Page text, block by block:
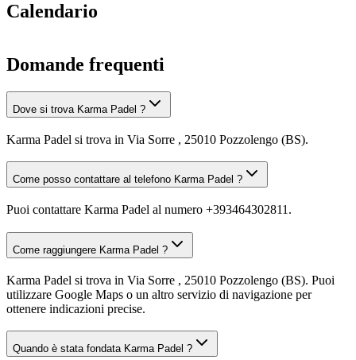
Calendario
Domande frequenti
Dove si trova Karma Padel ?
Karma Padel si trova in Via Sorre , 25010 Pozzolengo (BS).
Come posso contattare al telefono Karma Padel ?
Puoi contattare Karma Padel al numero +393464302811.
Come raggiungere Karma Padel ?
Karma Padel si trova in Via Sorre , 25010 Pozzolengo (BS). Puoi
utilizzare Google Maps o un altro servizio di navigazione per
ottenere indicazioni precise.
Quando è stata fondata Karma Padel ?